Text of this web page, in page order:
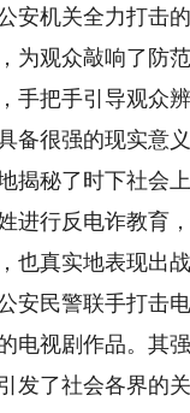
安机关全力打击
为观众敲响了防范
把手引导观众
备很强的现实意
揭秘了时下社会
进行反电诈教育
也真实地表现出
安民警联手打击
视剧作品。其
发了社会各界的关